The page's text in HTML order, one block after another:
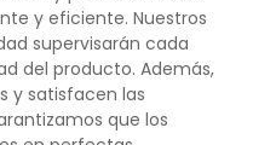
y eficiente. Nuestros
supervisarán cada
del producto. Además,
y satisfacen las
que los